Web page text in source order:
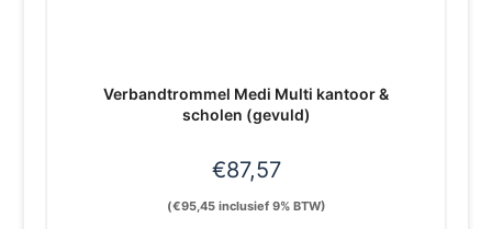
Verbandtrommel Medi Multi kantoor &
scholen (gevuld)
€87,57
(€95,45inclusief 9% BTW)